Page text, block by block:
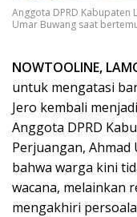
Anggota DPRD Kabupaten
Umar Buwang saat
NOWTOOLINE,
untuk mengatasi
Jero kembali
Anggota DPRD
Perjuangan, Ahmad
bahwa warga kini
wacana, melainkan
mengakhiri